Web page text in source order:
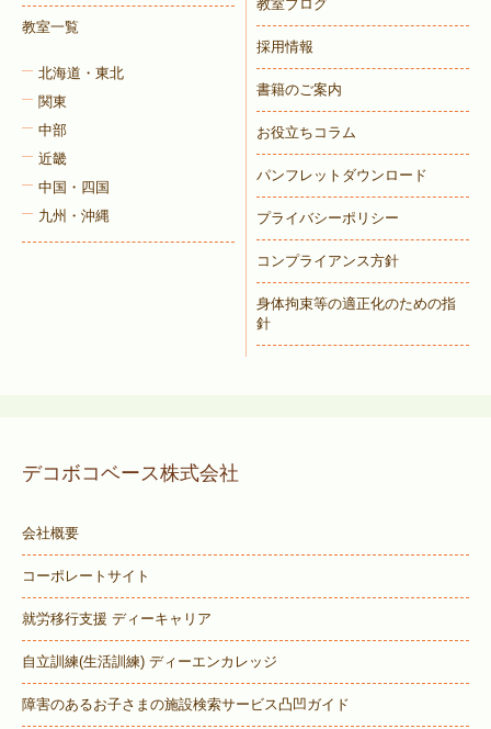
教室一覧
北海道・東北
関東
中部
近畿
中国・四国
九州・沖縄
教室ブログ
採用情報
書籍のご案内
お役立ちコラム
パンフレットダウンロード
プライバシーポリシー
コンプライアンス方針
身体拘束等の適正化のための指
針
デコボコベース株式会社
会社概要
コーポレートサイト
就労移行支援 ディーキャリア
自立訓練(生活訓練) ディーエンカレッジ
障害のあるお子さまの施設検索サービス凸凹ガイド